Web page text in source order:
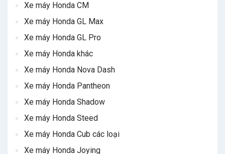
Xe máy Honda CM
Xe máy Honda GL Max
Xe máy Honda GL Pro
Xe máy Honda khác
Xe máy Honda Nova Dash
Xe máy Honda Pantheon
Xe máy Honda Shadow
Xe máy Honda Steed
Xe máy Honda Cub các loại
Xe máy Honda Joying